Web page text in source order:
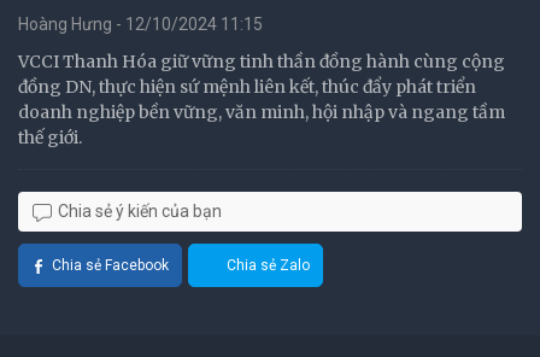
Hoàng Hưng - 12/10/2024 11:15
VCCI Thanh Hóa giữ vững tinh thần đồng hành cùng cộng
đồng DN, thực hiện sứ mệnh liên kết, thúc đẩy phát triển
doanh nghiệp bền vững, văn minh, hội nhập và ngang tầm
thế giới.
Chia sẻ ý kiến của bạn
Chia sẻ Facebook Chia sẻ Zalo